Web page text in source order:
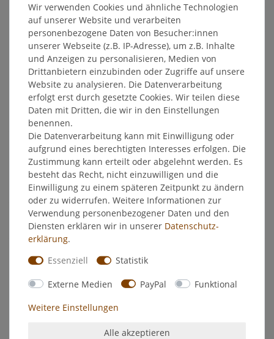
In den Warenkorb
Wunschliste
* inkl. ges. MwSt. zzgl.Versandkosten
Beschreibung
Weitere Details
EU-Verantwortlicher
Hersteller
Länge 190mm
Wir verwenden Cookies und ähnliche Technologien
auf unserer Website und verarbeiten
personenbezogene Daten von Besucher:innen
unserer Webseite (z.B. IP-Adresse), um z.B. Inhalte
und Anzeigen zu personalisieren, Medien von
Drittanbietern einzubinden oder Zugriffe auf unsere
Website zu analysieren. Die Datenverarbeitung
erfolgt erst durch gesetzte Cookies. Wir teilen diese
Daten mit Dritten, die wir in den Einstellungen
benennen.
Die Datenverarbeitung kann mit Einwilligung oder
aufgrund eines berechtigten Interesses erfolgen. Die
Zustimmung kann erteilt oder abgelehnt werden. Es
besteht das Recht, nicht einzuwilligen und die
Einwilligung zu einem späteren Zeitpunkt zu ändern
oder zu widerrufen. Weitere Informationen zur
Verwendung personenbezogener Daten und den
Diensten erklären wir in unserer Daten­schutz­
erklärung.
Essenziell
Statistik
Externe Medien PayPal Funktional
Weitere Einstellungen
Alle akzeptieren